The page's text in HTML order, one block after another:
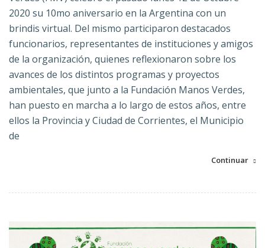
2020 su 10mo aniversario en la Argentina con un
brindis virtual. Del mismo participaron destacados
funcionarios, representantes de instituciones y amigos
de la organización, quienes reflexionaron sobre los
avances de los distintos programas y proyectos
ambientales, que junto a la Fundación Manos Verdes,
han puesto en marcha a lo largo de estos años, entre
ellos la Provincia y Ciudad de Corrientes, el Municipio
de
Continuar